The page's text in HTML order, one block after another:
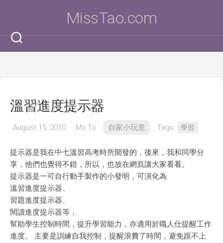
MissTao.com
溫習進度提示器
August 15, 2010 Ms To 自家小玩意 Tags: 學習
提示器是我在中七溫習高考時所開發的，後來，我和同學分
享，他們也覺得不錯，所以，也放在網頁讓大家看看。
提示器是一可自行動手製作的小發明，可演化為:
溫習進度提示器、
習題進度提示器、
閱讀進度提示器等，
幫助學生控制時間，提升學習能力，亦適用於職人仕提醒工作
進度。 主要是訓練自我控制，提醒浪費了時間，避免跟不上